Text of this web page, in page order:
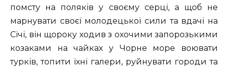
помсту на поляків у своєму серці, а щоб не
марнувати своєї молодецької сили та вдачі на
Січі, він щороку ходив з охочими запорозькими
козаками на чайках у Чорне море воювати
турків, топити їхні галери, руйнувати городи та